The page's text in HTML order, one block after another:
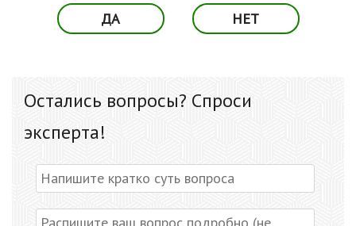
ДА НЕТ
Остались вопросы? Спроси
эксперта!